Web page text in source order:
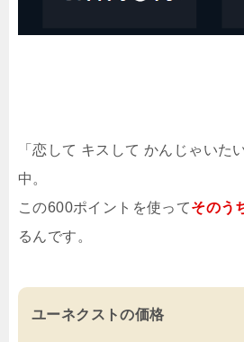
「恋して キスして かんじゃいた
中。
この600ポイントを使ってそのう
るんです。
ユーネクストの価格